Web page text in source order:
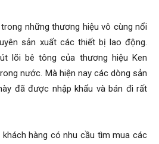
những thương hiệu vô cùng nổi
sản xuất các thiết bị lao động.
lõi bê tông của thương hiệu Ken
nước. Mà hiện nay các dòng sản
đã được nhập khẩu và bán đi rất
hàng có nhu cầu tìm mua các